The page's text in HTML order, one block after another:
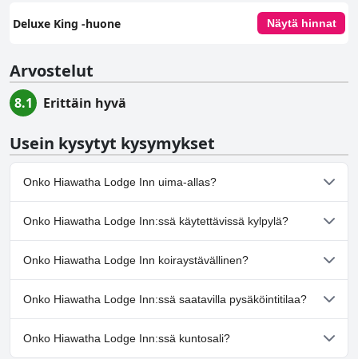
Deluxe King -huone Näytä hinnat
Arvostelut
8.1 Erittäin hyvä
Usein kysytyt kysymykset
Onko Hiawatha Lodge Inn uima-allas?
Ei, Hiawatha Lodge Inn ei ole uima-allasta.
Onko Hiawatha Lodge Inn:ssä käytettävissä kylpylä?
Ei, Hiawatha Lodge Inn ei tarjoa kylpylää.
Onko Hiawatha Lodge Inn koiraystävällinen?
Ei, Hiawatha Lodge Inn ei salli koiria.
Onko Hiawatha Lodge Inn:ssä saatavilla pysäköintitilaa?
Kyllä, Hiawatha Lodge Inn tarjoaa pysäköintimahdollisuuden.
Onko Hiawatha Lodge Inn:ssä kuntosali?